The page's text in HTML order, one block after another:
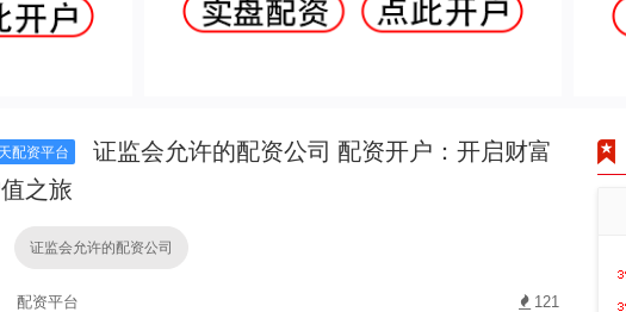
配资平台
证监会允许的配资公司 配资开户：开启财富
之旅
证监会允许的配资公司
配资平台 121